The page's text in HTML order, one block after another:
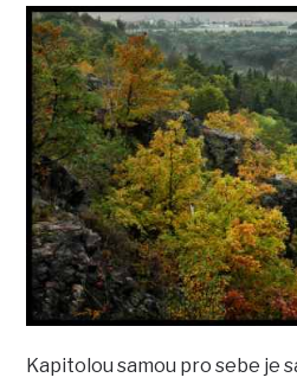
Kapitolou samou pro sebe je